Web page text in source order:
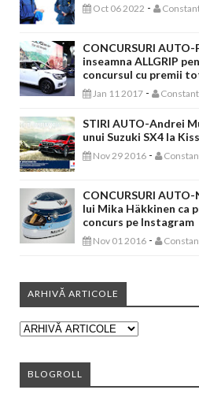
Oct 06 2022 -
CONCURSURI
inseamna ALLGRIP
concursul cu premii
Jan 11 2017 -
STIRI AUTO-Andrei
unui Suzuki SX4 la
Nov 29 2016 -
CONCURSURI
lui Mika Häkkinen ca
concurs pe Instagram
Nov 01 2016 -
ARHIVĂ ARTICOLE
BLOGROLL